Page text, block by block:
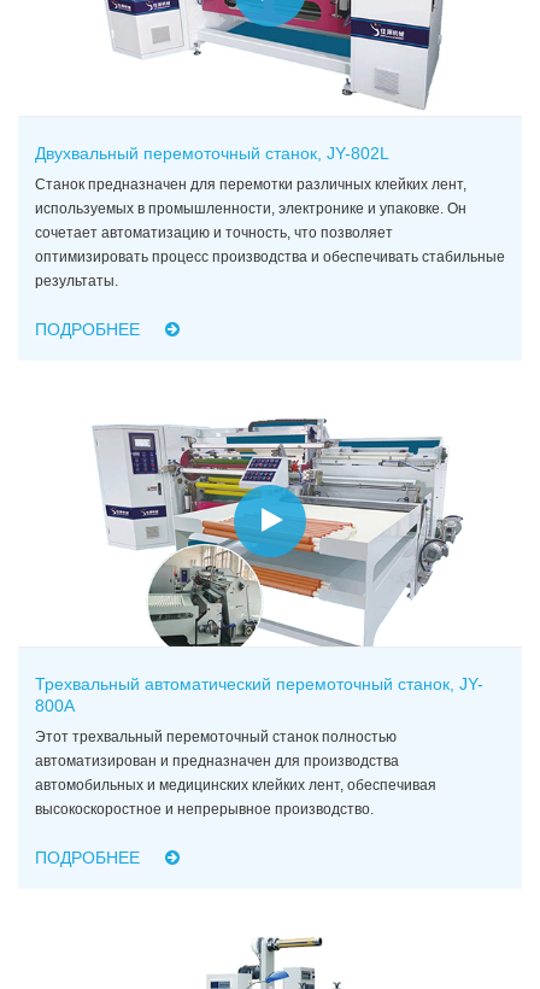
Двухвальный перемоточный станок, JY-802L
Станок предназначен для перемотки различных клейких лент,
используемых в промышленности, электронике и упаковке. Он
сочетает автоматизацию и точность, что позволяет
оптимизировать процесс производства и обеспечивать стабильные
результаты.
ПОДРОБНЕЕ
Трехвальный автоматический перемоточный станок, JY-
800A
Этот трехвальный перемоточный станок полностью
автоматизирован и предназначен для производства
автомобильных и медицинских клейких лент, обеспечивая
высокоскоростное и непрерывное производство.
ПОДРОБНЕЕ